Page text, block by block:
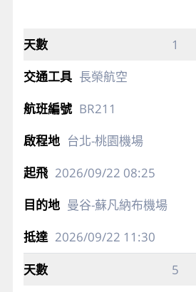
1
長榮航空
BR211
台北-桃園機場
2026/09/22 08:25
曼谷-蘇凡納布機場
2026/09/22 11:30
5